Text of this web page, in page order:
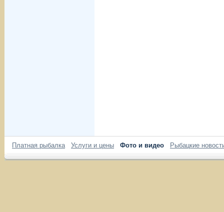
Платная рыбалка Услуги и цены Фото и видео Рыбацкие